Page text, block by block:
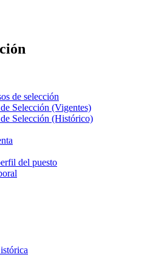
de selección
Selección (Vigentes)
de Selección (Histórico)
del puesto